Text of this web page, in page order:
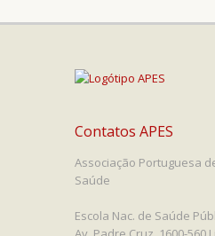
Contatos APES
Associação Portuguesa
Saúde
Escola Nac. de Saúde